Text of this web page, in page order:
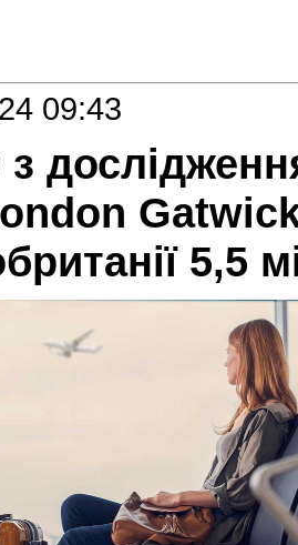
09:43
з
5,5